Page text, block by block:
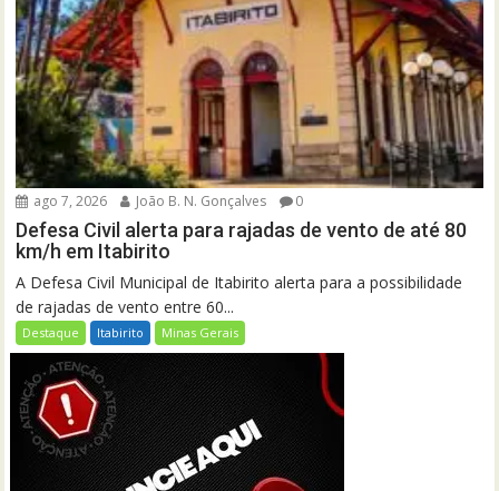
ago 7, 2026 João B. N. Gonçalves 0
Defesa Civil alerta para rajadas de vento de até 80
km/h em Itabirito
A Defesa Civil Municipal de Itabirito alerta para a possibilidade
de rajadas de vento entre 60...
Destaque Itabirito Minas Gerais